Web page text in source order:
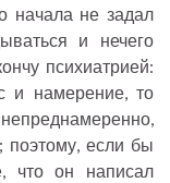
начала не задал
и нечего
психиатрией:
и намерение, то
непреднамеренно,
если бы
что он написал